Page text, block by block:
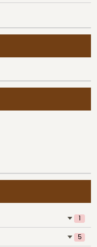
1
5